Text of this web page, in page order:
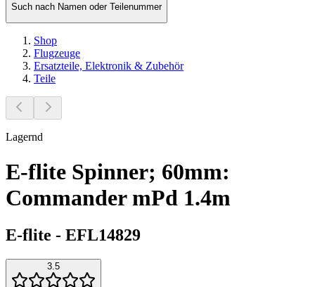
Such nach Namen oder Teilenummer
Shop
Flugzeuge
Ersatzteile, Elektronik & Zubehör
Teile
Lagernd
E-flite Spinner; 60mm:
Commander mPd 1.4m
E-flite - EFL14829
3.5